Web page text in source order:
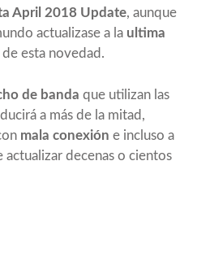
April 2018 Update, aunque
actualizase a la ultima
esta novedad.
de banda que utilizan las
a más de la mitad,
mala conexión e incluso a
actualizar decenas o cientos